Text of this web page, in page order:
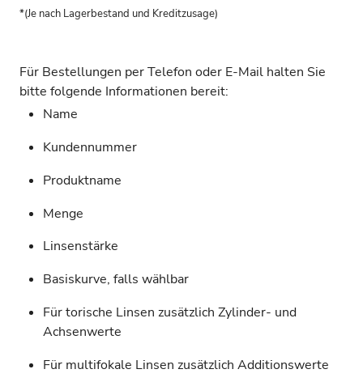
*(Je nach Lagerbestand und Kreditzusage)
Für Bestellungen per Telefon oder E-Mail halten Sie
bitte folgende Informationen bereit:
Name
Kundennummer
Produktname
Menge
Linsenstärke
Basiskurve, falls wählbar
Für torische Linsen zusätzlich Zylinder- und
Achsenwerte
Für multifokale Linsen zusätzlich Additionswerte